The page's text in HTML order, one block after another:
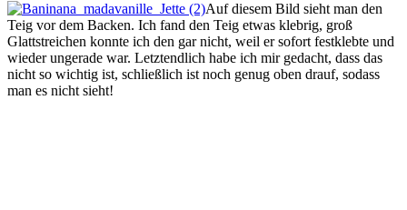
Auf diesem Bild sieht man den
Teig vor dem Backen. Ich fand den Teig etwas klebrig, groß
Glattstreichen konnte ich den gar nicht, weil er sofort festklebte und
wieder ungerade war. Letztendlich habe ich mir gedacht, dass das
nicht so wichtig ist, schließlich ist noch genug oben drauf, sodass
man es nicht sieht!